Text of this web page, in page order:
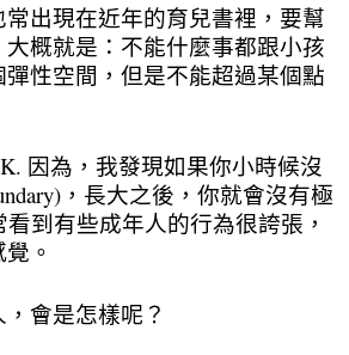
常出現在近年的育兒書裡，要幫
概就是：不能什麼事都跟小孩
性空間，但是不能超過某個點
因為，我發現如果你小時候沒
，長大之後，你就會沒有極
到有些成年人的行為很誇張，
。
會是怎樣呢？